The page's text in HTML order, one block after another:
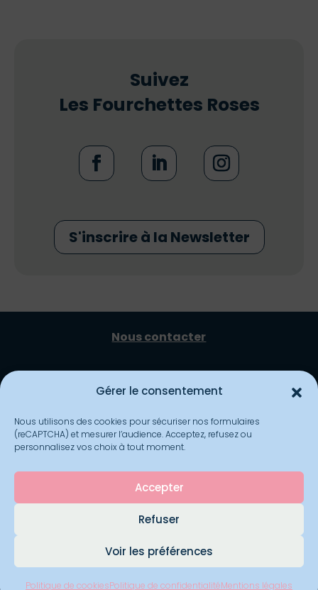
Gérer le consentement
Nous utilisons des cookies pour sécuriser nos formulaires
(reCAPTCHA) et mesurer l’audience. Acceptez, refusez ou
personnalisez vos choix à tout moment.
Accepter
Refuser
Voir les préférences
Politique de cookiesPolitique de confidentialitéMentions légales
Suivez
Les Fourchettes Roses
S'inscrire à la Newsletter
Nous contacter
bonjour@lesfourchettesroses.com
Politique de cookies
Politique de confidentialité